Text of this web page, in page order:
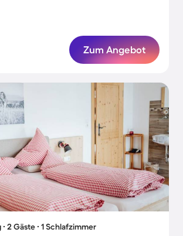
Zum Angebot
2 Gäste ∙ 1 Schlafzimmer